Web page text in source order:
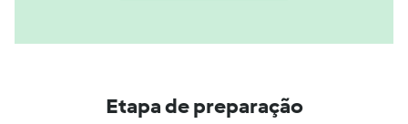
Etapa de preparação